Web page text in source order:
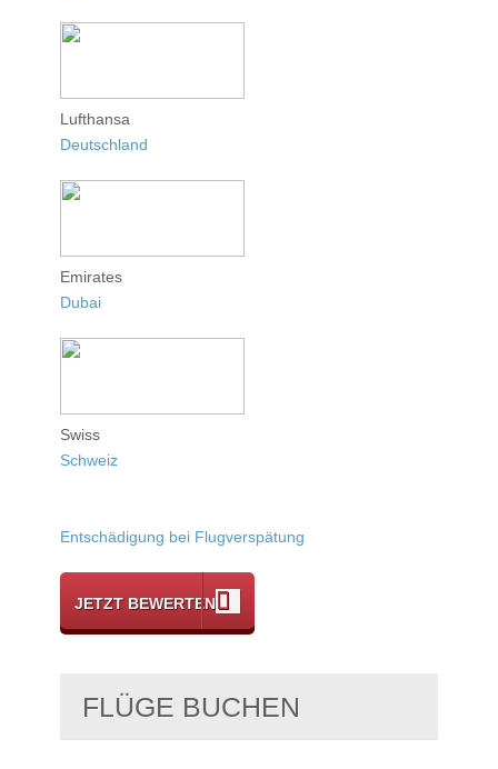
Lufthansa
Deutschland
Emirates
Dubai
Swiss
Schweiz
Entschädigung bei Flugverspätung
JETZT BEWERTEN
FLÜGE BUCHEN